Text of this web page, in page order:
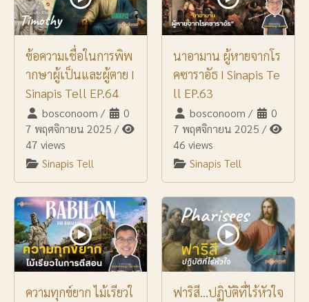
ข้อความเชื่อในการพิพ
ากษาผู้เป็นและผู้ตาย I
Sinapis Tell EP.64
bosconoom /
0
7 พฤศจิกายน 2025 /
47 views
Sinapis Tell
นาอามาน ผู้หายจากโร
คซาราอัธ I Sinapis Te
ll EP.63
bosconoom /
0
7 พฤศจิกายน 2025 /
46 views
Sinapis Tell
ความทุกข์ยาก ไม้เรียวใ
ฟาริสี...ปฏิบัติที่ไร้หัวใจ